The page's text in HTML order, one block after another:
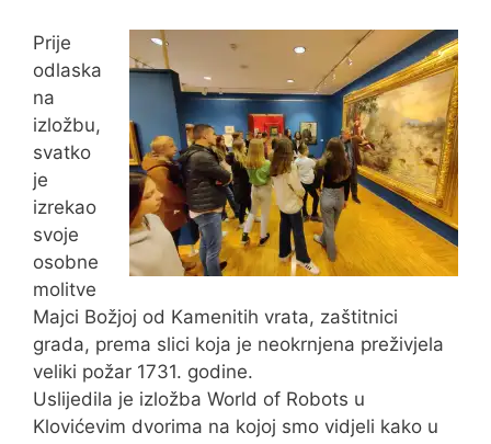
Prije
odlaska
na
izložbu,
svatko
je
izrekao
svoje
osobne
molitve
Majci Božjoj od Kamenitih vrata, zaštitnici
grada, prema slici koja je neokrnjena preživjela
veliki požar 1731. godine.
Uslijedila je izložba World of Robots u
Klovićevim dvorima na kojoj smo vidjeli kako u